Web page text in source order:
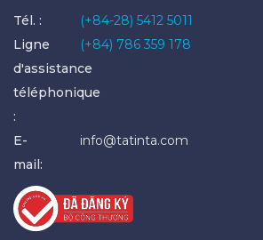
Tél. :
(+84-28) 5412 5011
Ligne
d'assistance
téléphonique
:
(+84) 786 359 178
E-
mail:
info@tatinta.com